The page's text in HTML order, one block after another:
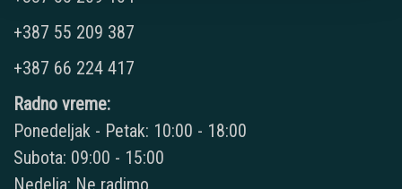
+387 55 209 387
+387 66 224 417
Radno vreme:
Ponedeljak - Petak: 10:00 - 18:00
Subota: 09:00 - 15:00
Nedelja: Ne radimo